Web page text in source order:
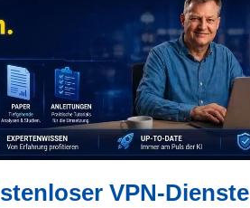
VPN-Dienste